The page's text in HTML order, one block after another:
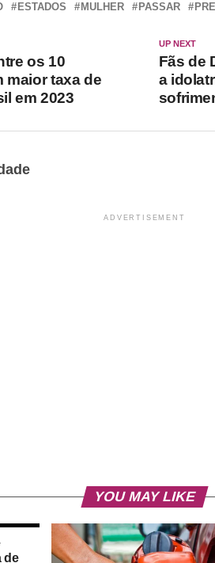
ESTADOS MULHER PASSAR
UP NEXT
Fãs de
a
os 10
maior taxa de
em 2023
ADVERTISEMENT
YOU MAY LIKE
de